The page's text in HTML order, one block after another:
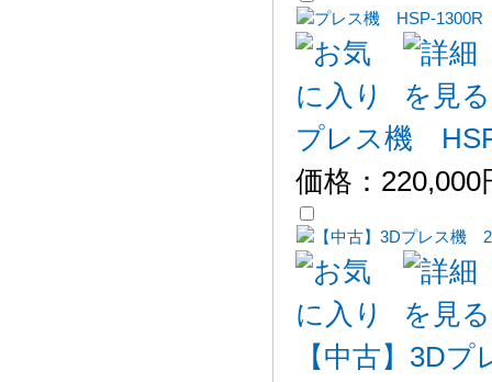
プレス機
価格： 220,000
【中古】3D